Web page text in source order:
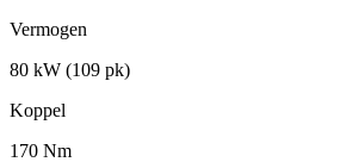
Vermogen
80 kW (109 pk)
Koppel
170 Nm